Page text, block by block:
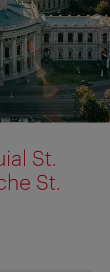
St.
St.